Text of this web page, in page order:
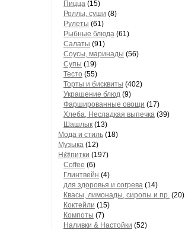
Пицца (15)
Роллы, суши (8)
Рулеты (61)
Рыбные блюда (61)
Салаты (91)
Соусы, маринады (56)
Супы (19)
Тесто (55)
Торты и бисквиты (402)
Украшение блюд (9)
Фаршированные овощи (17)
Хлеба, Несладкая выпечка (39)
Шашлык (13)
Мода и стиль (18)
Музыка (12)
Н@питки (197)
Coffee (6)
Глинтвейн (4)
для здоровья и согрева (14)
Квасы, лимонады, сиропы и пр. (20)
Коктейли (15)
Компоты (7)
Наливки & Настойки (52)